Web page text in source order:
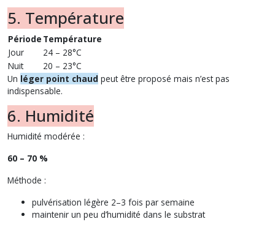
5. Température
Période Température
Jour
24 – 28°C
Nuit
20 – 23°C
Un léger point chaud peut être proposé mais n’est pas
indispensable.
6. Humidité
Humidité modérée :
60 – 70 %
Méthode :
pulvérisation légère 2–3 fois par semaine
maintenir un peu d’humidité dans le substrat